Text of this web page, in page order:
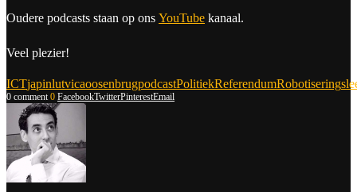
Oudere podcasts staan op ons YouTube kanaal.
Veel plezier!
ICTjapinlutvicaoosenbrugpodcastPolitiekReferendumRobotisering
0 comment 0 FacebookTwitterPinterestEmail